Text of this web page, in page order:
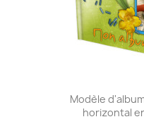
Modèle
horizontal